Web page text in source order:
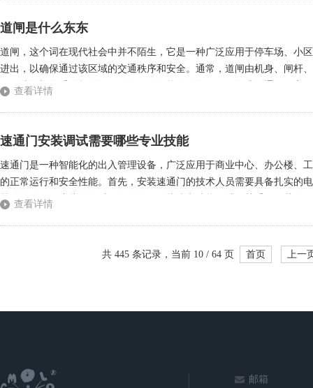
道闸是什么东东
道闸，这个词在现代社会中并不陌生，它是一种广泛应用于停车场、小
进出，以确保通过该区域的交通秩序和安全。通常，道闸由机身、闸杆
级，从最初的手动杆道闸，到如今的智能化道闸，不仅提升了通行效率
查看详情
速通门安装调试需要哪些专业技能
速通门是一种智能化的出入管理设备，广泛应用于商业中心、办公楼、
的正常运行和安全性能。首先，安装速通门的技术人员需要具备扎实的
器件的使用。这些知识对于设备的正确接线和功能调试至关重要。其次
查看详情
共 445 条记录，当前 10 / 64 页 首页 上一
邮箱